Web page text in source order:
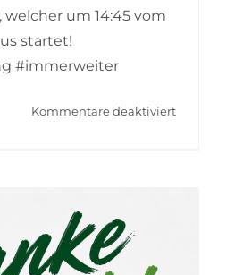
welcher um 14:45 vom
startet!
#immerweiter
Kommentare deaktiviertfür